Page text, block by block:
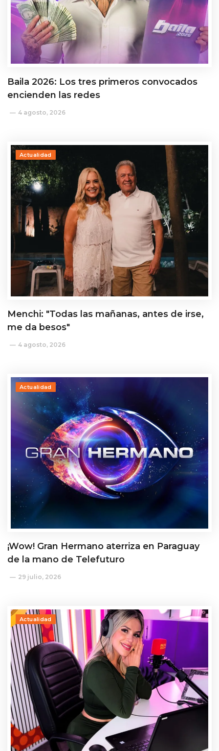
Baila 2026: Los tres primeros convocados
encienden las redes
4 agosto, 2026
Actualidad
Menchi: "Todas las mañanas, antes de irse,
me da besos"
4 agosto, 2026
Actualidad
¡Wow! Gran Hermano aterriza en Paraguay
de la mano de Telefuturo
29 julio, 2026
Actualidad